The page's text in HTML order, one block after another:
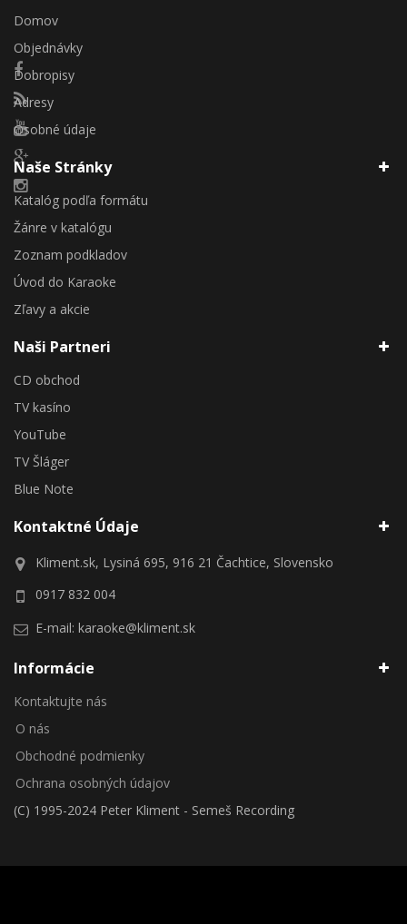
Domov
Objednávky
Dobropisy
Adresy
Osobné údaje
Naše Stránky
Katalóg podľa formátu
Žánre v katalógu
Zoznam podkladov
Úvod do Karaoke
Zľavy a akcie
Naši Partneri
CD obchod
TV kasíno
YouTube
TV Šláger
Blue Note
Kontaktné Údaje
Kliment.sk, Lysiná 695, 916 21 Čachtice, Slovensko
0917 832 004
E-mail: karaoke@kliment.sk
Informácie
Kontaktujte nás
O nás
Obchodné podmienky
Ochrana osobných údajov
(C) 1995-2024 Peter Kliment - Semeš Recording